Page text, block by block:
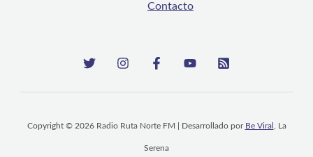
Contacto
Copyright © 2026 Radio Ruta Norte FM | Desarrollado por Be Viral , La
Serena